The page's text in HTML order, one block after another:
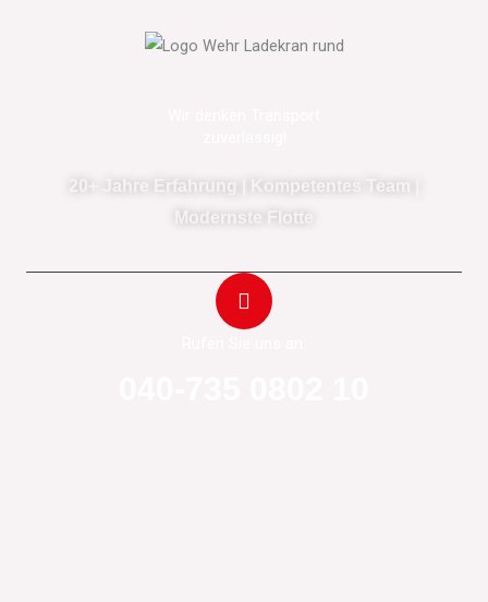
20+ Jahre Erfahrung
| Kompetentes Team |
Modernste Flotte